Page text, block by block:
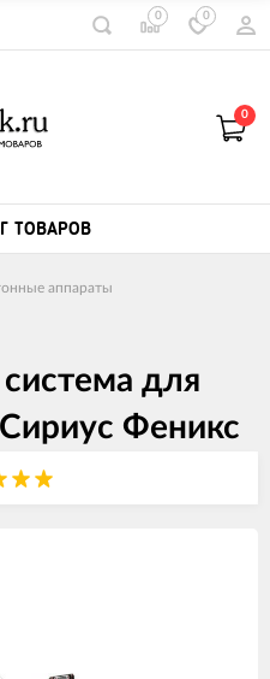
0 0
0
ТОВАРОВ
аппараты
для
Феникс